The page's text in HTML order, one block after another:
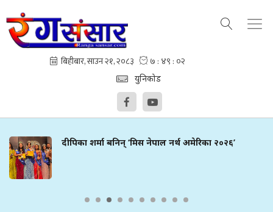
युनिकोड
दीपिका शर्मा बनिन् ‘मिस नेपाल नर्थ अमेरिका २०२६’